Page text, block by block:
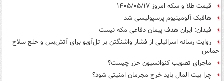
قیمت طلا و سکه امروز ۱۴۰۵/۰۵/۱۷
هافبک آلومینیوم پرسپولیسی شد
فیدان: ایران هدف پیمان دفاعی مکه نیست
روایت رسانه اسرائیلی از فشار واشنگتن بر تل‌آویو برای آتش‌بس و خلع سلاح
حماس
ماجرای تصویب کنوانسیون خزر چیست؟
چرا بیت المال باید خرج مجرمان امنیتی شود؟